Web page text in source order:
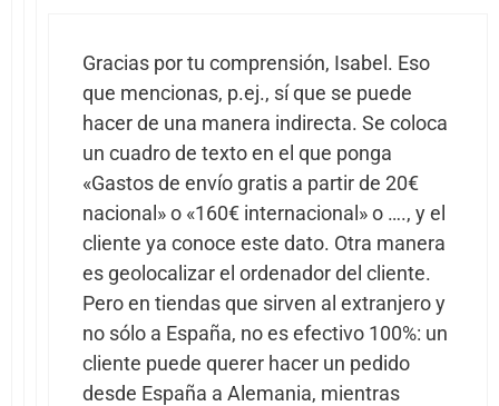
Gracias por tu comprensión, Isabel. Eso
que mencionas, p.ej., sí que se puede
hacer de una manera indirecta. Se coloca
un cuadro de texto en el que ponga
«Gastos de envío gratis a partir de 20€
nacional» o «160€ internacional» o …., y el
cliente ya conoce este dato. Otra manera
es geolocalizar el ordenador del cliente.
Pero en tiendas que sirven al extranjero y
no sólo a España, no es efectivo 100%: un
cliente puede querer hacer un pedido
desde España a Alemania, mientras